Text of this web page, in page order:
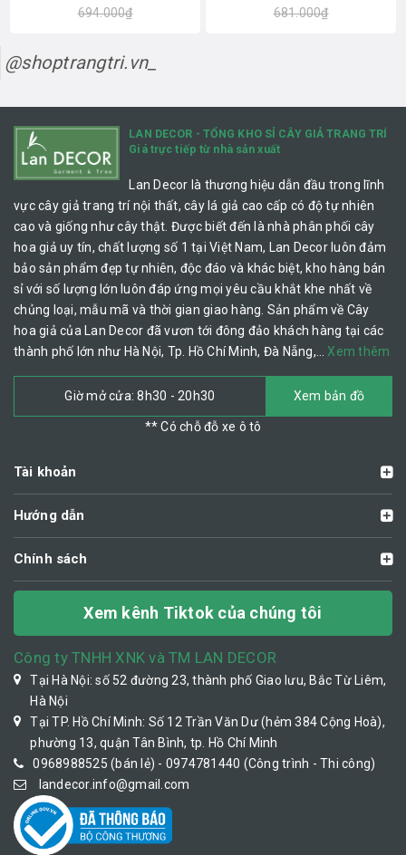
694.000₫ 681.000₫
@shoptrangtri.vn_
LAN DECOR - TỔNG KHO SỈ CÂY GIẢ TRANG TRÍ
Giá trực tiếp từ nhà sản xuất
Lan Decor là thương hiệu dẫn đầu trong lĩnh
vực cây giả trang trí nội thất, cây lá giả cao cấp có độ tự nhiên
cao và giống như cây thật. Được biết đến là nhà phân phối cây
hoa giả uy tín, chất lượng số 1 tại Việt Nam, Lan Decor luôn đảm
bảo sản phẩm đẹp tự nhiên, độc đáo và khác biệt, kho hàng bán
sỉ với số lượng lớn luôn đáp ứng mọi yêu cầu khắt khe nhất về
chủng loại, mẫu mã và thời gian giao hàng. Sản phẩm về Cây
hoa giả của Lan Decor đã vươn tới đông đảo khách hàng tại các
thành phố lớn như Hà Nội, Tp. Hồ Chí Minh, Đà Nẵng,…Xem thêm
Giờ mở cửa: 8h30 - 20h30 Xem bản đồ
** Có chỗ đỗ xe ô tô
Tài khoản
Hướng dẫn
Chính sách
Xem kênh Tiktok của chúng tôi
Công ty TNHH XNK và TM LAN DECOR
Tại Hà Nội: số 52 đường 23, thành phố Giao lưu, Bắc Từ Liêm,
Hà Nội
Tại TP. Hồ Chí Minh: Số 12 Trần Văn Dư (hẻm 384 Cộng Hoà),
phường 13, quận Tân Bình, tp. Hồ Chí Minh
0968988525 (bán lẻ) - 0974781440 (Công trình - Thi công)
landecor.info@gmail.com